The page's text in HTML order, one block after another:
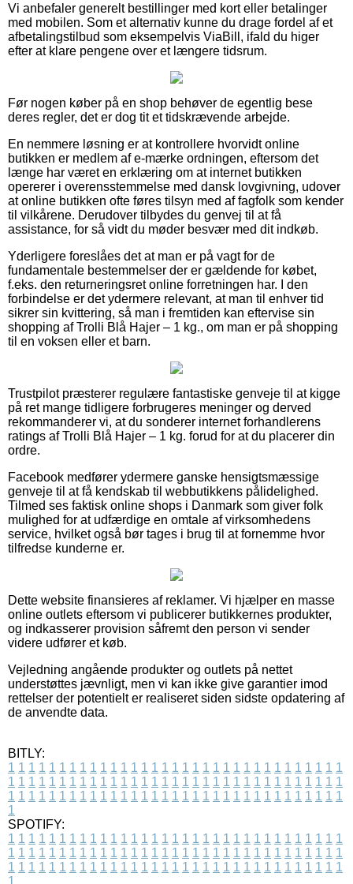
Vi anbefaler generelt bestillinger med kort eller betalinger
med mobilen. Som et alternativ kunne du drage fordel af et
afbetalingstilbud som eksempelvis ViaBill, ifald du higer
efter at klare pengene over et længere tidsrum.
Før nogen køber på en shop behøver de egentlig bese
deres regler, det er dog tit et tidskrævende arbejde.
En nemmere løsning er at kontrollere hvorvidt online
butikken er medlem af e-mærke ordningen, eftersom det
længe har været en erklæring om at internet butikken
opererer i overensstemmelse med dansk lovgivning, udover
at online butikken ofte føres tilsyn med af fagfolk som kender
til vilkårene. Derudover tilbydes du genvej til at få
assistance, for så vidt du møder besvær med dit indkøb.
Yderligere foreslåes det at man er på vagt for de
fundamentale bestemmelser der er gældende for købet,
f.eks. den returneringsret online forretningen har. I den
forbindelse er det ydermere relevant, at man til enhver tid
sikrer sin kvittering, så man i fremtiden kan eftervise sin
shopping af Trolli Blå Hajer – 1 kg., om man er på shopping
til en voksen eller et barn.
Trustpilot præsterer regulære fantastiske genveje til at kigge
på ret mange tidligere forbrugeres meninger og derved
rekommanderer vi, at du sonderer internet forhandlerens
ratings af Trolli Blå Hajer – 1 kg. forud for at du placerer din
ordre.
Facebook medfører ydermere ganske hensigtsmæssige
genveje til at få kendskab til webbutikkens pålidelighed.
Tilmed ses faktisk online shops i Danmark som giver folk
mulighed for at udfærdige en omtale af virksomhedens
service, hvilket også bør tages i brug til at fornemme hvor
tilfredse kunderne er.
Dette website finansieres af reklamer. Vi hjælper en masse
online outlets eftersom vi publicerer butikkernes produkter,
og indkasserer provision såfremt den person vi sender
videre udfører et køb.
Vejledning angående produkter og outlets på nettet
understøttes jævnligt, men vi kan ikke give garantier imod
rettelser der potentielt er realiseret siden sidste opdatering af
de anvendte data.
BITLY:
1 1 1 1 1 1 1 1 1 1 1 1 1 1 1 1 1 1 1 1 1 1 1 1 1 1 1 1 1 1 1 1 1
1 1 1 1 1 1 1 1 1 1 1 1 1 1 1 1 1 1 1 1 1 1 1 1 1 1 1 1 1 1 1 1 1
1 1 1 1 1 1 1 1 1 1 1 1 1 1 1 1 1 1 1 1 1 1 1 1 1 1 1 1 1 1 1 1 1
1
SPOTIFY:
1 1 1 1 1 1 1 1 1 1 1 1 1 1 1 1 1 1 1 1 1 1 1 1 1 1 1 1 1 1 1 1 1
1 1 1 1 1 1 1 1 1 1 1 1 1 1 1 1 1 1 1 1 1 1 1 1 1 1 1 1 1 1 1 1 1
1 1 1 1 1 1 1 1 1 1 1 1 1 1 1 1 1 1 1 1 1 1 1 1 1 1 1 1 1 1 1 1 1
1